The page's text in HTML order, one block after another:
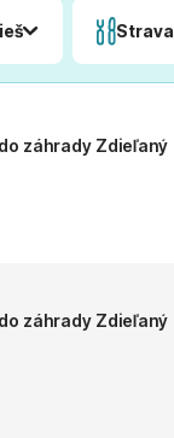
PopradStrava
záhrady Zdieľaný
záhrady Zdieľaný